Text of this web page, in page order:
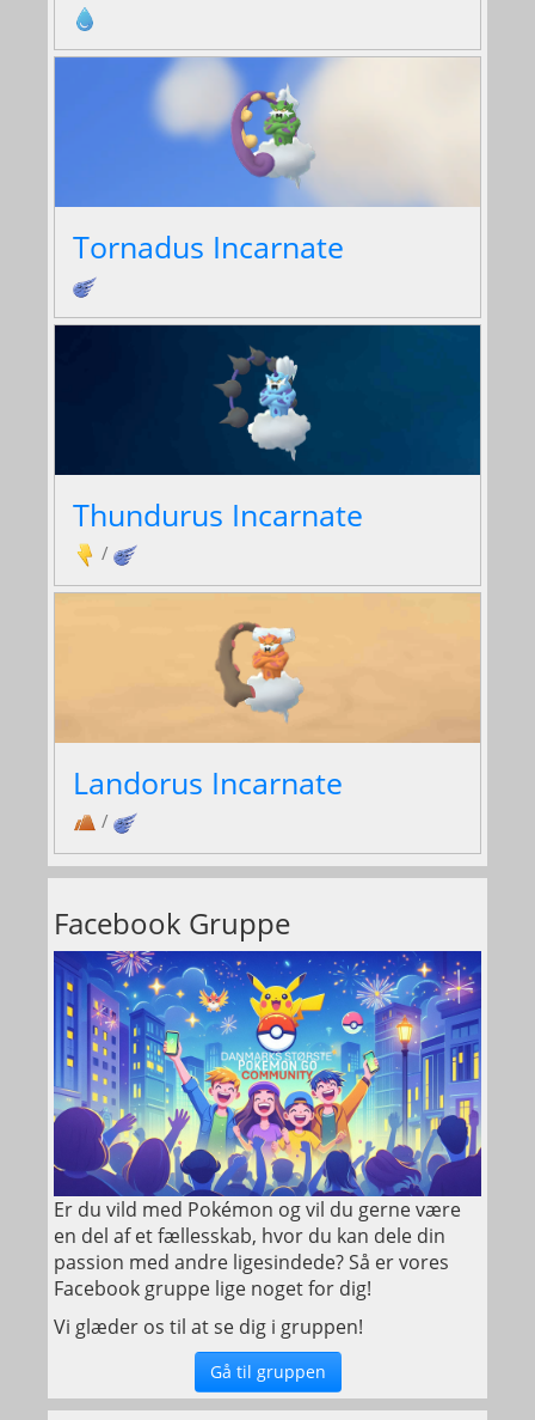
Tornadus Incarnate
Thundurus Incarnate
/
Landorus Incarnate
/
Facebook Gruppe
Er du vild med Pokémon og vil du gerne være
en del af et fællesskab, hvor du kan dele din
passion med andre ligesindede? Så er vores
Facebook gruppe lige noget for dig!
Vi glæder os til at se dig i gruppen!
Gå til gruppen